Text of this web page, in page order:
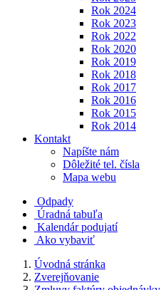
Rok 2024
Rok 2023
Rok 2022
Rok 2020
Rok 2019
Rok 2018
Rok 2017
Rok 2016
Rok 2015
Rok 2014
Kontakt
Napíšte nám
Dôležité tel. čísla
Mapa webu
Odpady
Úradná tabuľa
Kalendár podujatí
Ako vybaviť
Úvodná stránka
Zverejňovanie